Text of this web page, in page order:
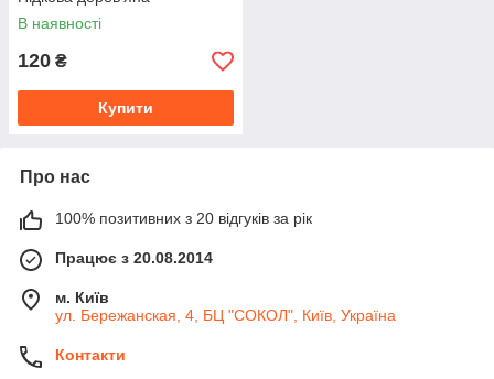
В наявності
120 ₴
Купити
Про нас
100% позитивних з 20 відгуків за рік
Працює з 20.08.2014
м. Київ
ул. Бережанская, 4, БЦ "СОКОЛ", Київ, Україна
Контакти